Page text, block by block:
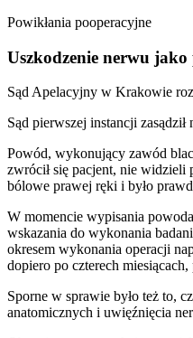
Powikłania pooperacyjne
Uszkodzenie nerwu jako
Sąd Apelacyjny w Krakowie
Sąd pierwszej instancji
Powód, wykonujący zawód
zwrócił się pacjent, nie widzieli
bólowe prawej ręki i było
W momencie wypisania
wskazania do wykonania
okresem wykonania operacji
dopiero po czterech
Sporne w sprawie było też to,
anatomicznych i uwięźnięcia